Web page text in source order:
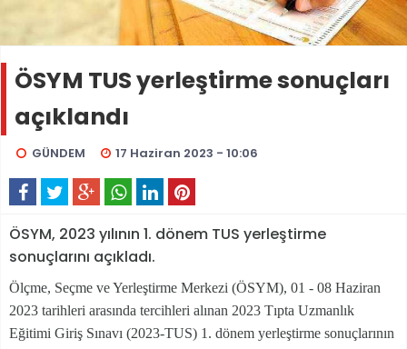
ÖSYM TUS yerleştirme sonuçları
açıklandı
GÜNDEM 17 Haziran 2023 - 10:06
ÖSYM, 2023 yılının 1. dönem TUS yerleştirme
sonuçlarını açıkladı.
Ölçme, Seçme ve Yerleştirme Merkezi (ÖSYM), 01 - 08 Haziran
2023 tarihleri arasında tercihleri alınan 2023 Tıpta Uzmanlık
Eğitimi Giriş Sınavı (2023-TUS) 1. dönem yerleştirme sonuçlarının